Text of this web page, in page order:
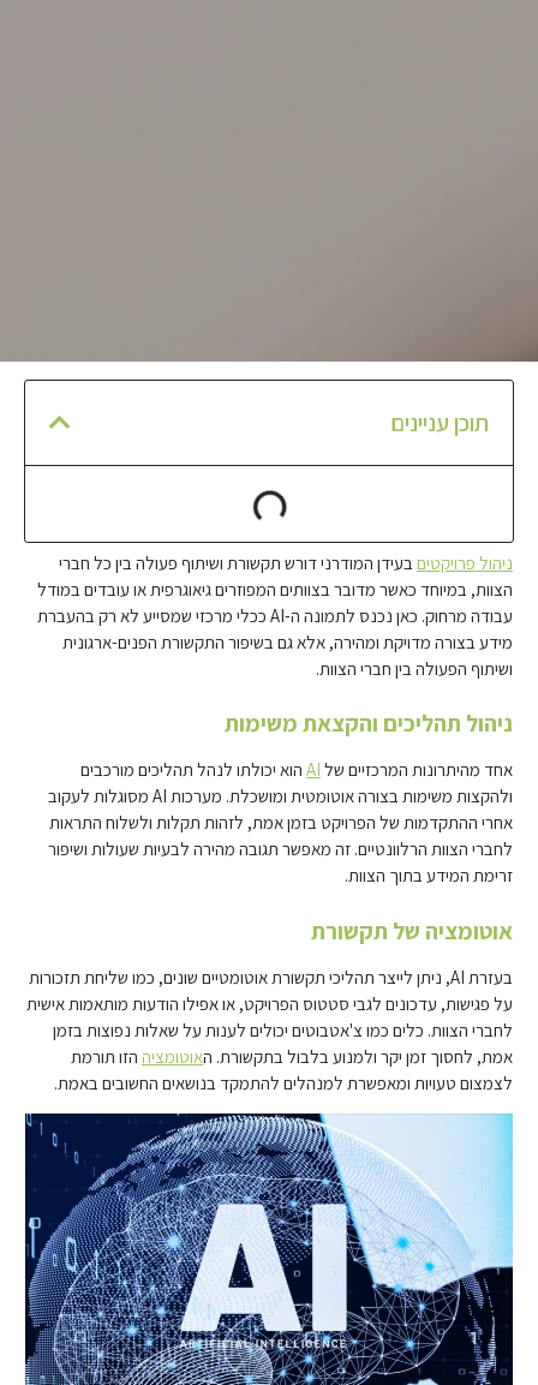
תוכן עניינים
ניהול פרויקטים בעידן המודרני דורש תקשורת ושיתוף פעולה בין כל חברי
הצוות, במיוחד כאשר מדובר בצוותים המפוזרים גיאוגרפית או עובדים במודל
עבודה מרחוק. כאן נכנס לתמונה ה-AI ככלי מרכזי שמסייע לא רק בהעברת
מידע בצורה מדויקת ומהירה, אלא גם בשיפור התקשורת הפנים-ארגונית
ושיתוף הפעולה בין חברי הצוות.
ניהול תהליכים והקצאת משימות
אחד מהיתרונות המרכזיים של AI הוא יכולתו לנהל תהליכים מורכבים
ולהקצות משימות בצורה אוטומטית ומושכלת. מערכות AI מסוגלות לעקוב
אחרי ההתקדמות של הפרויקט בזמן אמת, לזהות תקלות ולשלוח התראות
לחברי הצוות הרלוונטיים. זה מאפשר תגובה מהירה לבעיות שעולות ושיפור
זרימת המידע בתוך הצוות.
אוטומציה של תקשורת
בעזרת AI, ניתן לייצר תהליכי תקשורת אוטומטיים שונים, כמו שליחת תזכורות
על פגישות, עדכונים לגבי סטטוס הפרויקט, או אפילו הודעות מותאמות אישית
לחברי הצוות. כלים כמו צ'אטבוטים יכולים לענות על שאלות נפוצות בזמן
אמת, לחסוך זמן יקר ולמנוע בלבול בתקשורת. האוטומציה הזו תורמת
לצמצום טעויות ומאפשרת למנהלים להתמקד בנושאים החשובים באמת.